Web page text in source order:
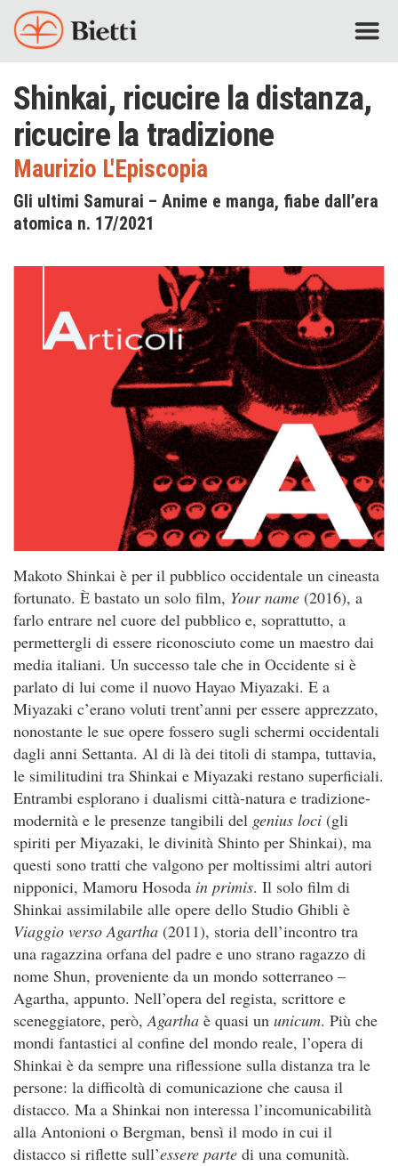
Shinkai, ricucire la distanza,
ricucire la tradizione
Maurizio L'Episcopia
Gli ultimi Samurai – Anime e manga, fiabe dall’era
atomica n. 17/2021
Makoto Shinkai è per il pubblico occidentale un cineasta
fortunato. È bastato un solo film, Your name (2016), a
farlo entrare nel cuore del pubblico e, soprattutto, a
permettergli di essere riconosciuto come un maestro dai
media italiani. Un successo tale che in Occidente si è
parlato di lui come il nuovo Hayao Miyazaki. E a
Miyazaki c’erano voluti trent’anni per essere apprezzato,
nonostante le sue opere fossero sugli schermi occidentali
dagli anni Settanta. Al di là dei titoli di stampa, tuttavia,
le similitudini tra Shinkai e Miyazaki restano superficiali.
Entrambi esplorano i dualismi città-natura e tradizione-
modernità e le presenze tangibili del genius loci (gli
spiriti per Miyazaki, le divinità Shinto per Shinkai), ma
questi sono tratti che valgono per moltissimi altri autori
nipponici, Mamoru Hosoda in primis. Il solo film di
Shinkai assimilabile alle opere dello Studio Ghibli è
Viaggio verso Agartha (2011), storia dell’incontro tra
una ragazzina orfana del padre e uno strano ragazzo di
nome Shun, proveniente da un mondo sotterraneo –
Agartha, appunto. Nell’opera del regista, scrittore e
sceneggiatore, però,Agartha è quasi un unicum. Più che
mondi fantastici al confine del mondo reale, l’opera di
Shinkai è da sempre una riflessione sulla distanza tra le
persone: la difficoltà di comunicazione che causa il
distacco. Ma a Shinkai non interessa l’incomunicabilità
alla Antonioni o Bergman, bensì il modo in cui il
distacco si riflette sull’essere parte di una comunità.